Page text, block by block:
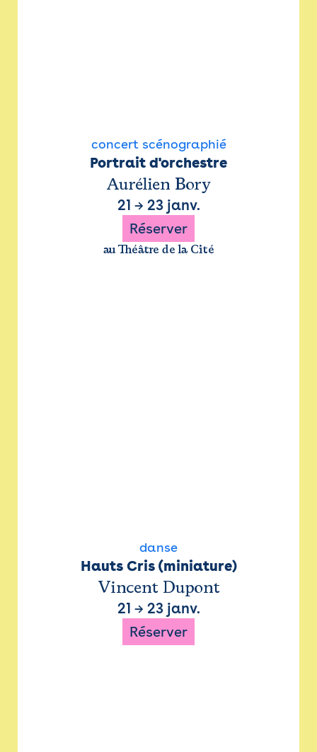
concert scénographié
Portrait d'orchestre
Aurélien Bory
21 → 23 janv.
Réserver
au Théâtre de la Cité
danse
Hauts Cris (miniature)
Vincent Dupont
21 → 23 janv.
Réserver